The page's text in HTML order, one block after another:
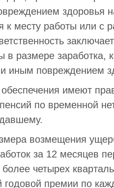
здоровья
к месту работы или с
размере заработка,
иным повреждением
имеют
по временной
возмещения
за 12 месяцев
четырех
годовой премии по